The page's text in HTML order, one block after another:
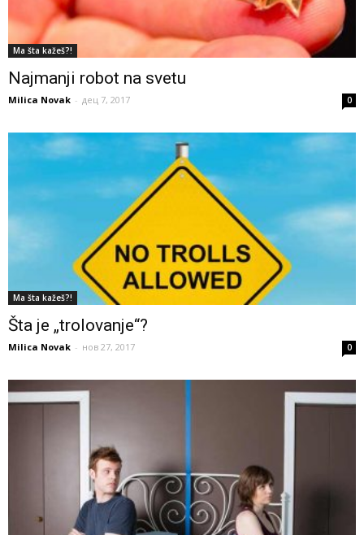
Ma šta kažeš?!
Najmanji robot na svetu
Milica Novak - дец 7, 2017 0
Ma šta kažeš?!
Šta je „trolovanje“?
Milica Novak - нов 27, 2017 0